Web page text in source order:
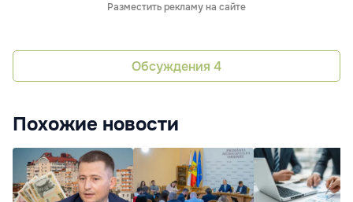
Разместить рекламу на сайте
Обсуждения 4
Похожие новости